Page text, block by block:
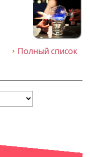
Полный список